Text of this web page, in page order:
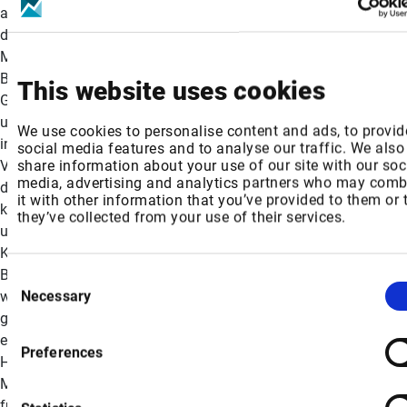
This website uses cookies
We use cookies to personalise content and ads, to
social media features and to analyse our traffic. We also
share information about your use of our site with our
media, advertising and analytics partners who may
it with other information that you’ve provided to them or
they’ve collected from your use of their services.
Consent
Selection
Necessary
Preferences
angelegte Personalbeschaffung für unsere Kunden und tun
dies auf profitable Weise, wobei Fairness und Transparenz im
Mittelpunkt stehen.“ Vorteile von Hubert: Proprietäre KI –
Basierend auf der eigenen Technologieplattform von Hubert für
Geschwindigkeit, Skalierbarkeit und Verteidigungsfähigkeit. Fair
und transparent – Strukturierte Vorstellungsgespräche mit
integrierten Maßnahmen zur Verringerung von
Voreingenommenheit und einer durchschnittlichen Bewertung
der Kandidatenerfahrung von 9/10. Skalierbar und
kosteneffizient – Bis zu 80 % schnellere Personalbeschaffung
und erhebliche Reduzierung des manuellen Aufwands und der
Kosten für die Vorauswahl. Menschenorientiert – Jede
Bewerberin und jeder Bewerber erhalten individuelles Feedback,
wodurch eine bessere Bewerbererfahrung in großem Maßstab
gewährleistet wird. Angesichts der steigenden Nachfrage nach
ethischen, automatisierten Einstellungslösungen definiert
Hubert die Vorgehensweise bei der Rekrutierung großer
Mitarbeiterzahlen neu – mit messbaren Auswirkungen sowohl